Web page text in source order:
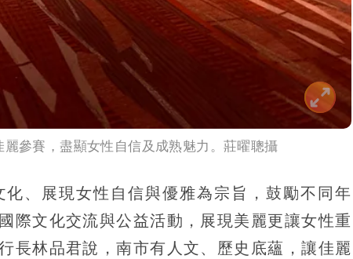
參賽，盡顯女性自信及成熟魅力。莊曜聰攝
、展現女性自信與優雅為宗旨，鼓勵不同年
際文化交流與公益活動，展現美麗更讓女性重
長林品君說，南市有人文、歷史底蘊，讓佳麗